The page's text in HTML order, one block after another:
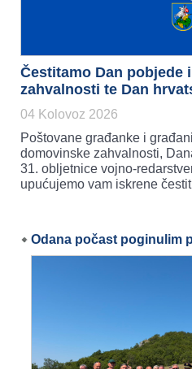
Čestitamo Dan pobjede
zahvalnosti te Dan
04 Kolovoz 2026
Poštovane građanke i
domovinske zahvalnosti,
31. obljetnice vojno-
upućujemo vam iskrene
Odana počast poginulim